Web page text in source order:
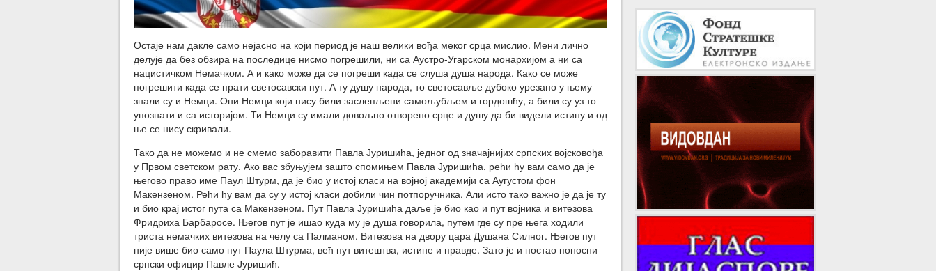
Остаје нам дакле само нејасно на који период је наш велики вођа меког срца мислио. Мени лично
делује да без обзира на последице нисмо погрешили, ни са Аустро-Угарском монархијом а ни са
нацистичком Немачком. А и како може да се погреши када се слуша душа народа. Како се може
погрешити када се прати светосавски пут. А ту душу народа, то светосавље дубоко урезано у њему
знали су и Немци. Они Немци који нису били заслепљени самољубљем и гордошћу, а били су уз то
упознати и са историјом. Ти Немци су имали довољно отворено срце и душу да би видели истину и од
ње се нису скривали.
Тако да не можемо и не смемо заборавити Павла Јуришића, једног од значајнијих српских војсковођа
у Првом светском рату. Ако вас збуњујем зашто спомињем Павла Јуришића, рећи ћу вам само да је
његово право име Паул Штурм, да је био у истој класи на војној академији са Аугустом фон
Макензеном. Рећи ћу вам да су у истој класи добили чин потпоручника. Али исто тако важно је да је ту
и био крај истог пута са Макензеном. Пут Павла Јуришића даље је био као и пут војника и витезова
Фридриха Барбаросе. Његов пут је ишао куда му је душа говорила, путем где су пре њега ходили
триста немачких витезова на челу са Палманом. Витезова на двору цара Душана Силног. Његов пут
није више био само пут Паула Штурма, већ пут витештва, истине и правде. Зато је и постао поносни
српски официр Павле Јуришић.